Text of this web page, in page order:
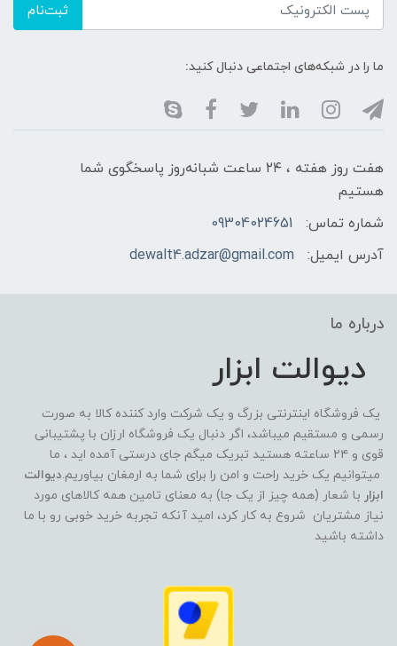
ثبت‌نام
ما را در شبکه‌های اجتماعی دنبال کنید:
هفت روز هفته ، ۲۴ ساعت شبانه‌روز پاسخگوی شما
هستیم
شماره تماس:
09304024651
آدرس ایمیل:
dewalt4.adzar@gmail.com
درباره ما
دیوالت ابزار
یک فروشگاه اینترنتی بزرگ و یک شرکت وارد کننده کالا به صورت
رسمی و مستقیم میباشد، اگر دنبال یک فروشگاه ارزان با پشتیبانی
قوی و ۲۴ ساعته هستید تبریک میگم جای درستی آمده اید ، ما
میتوانیم یک خرید راحت و امن را برای شما به ارمغان بیاوریم.دیوالت
ابزار با شعار (همه چیز از یک جا) به معنای تامین همه کالاهای مورد
نیاز مشتریان شروع به کار کرد، امید آنکه تجربه خرید خوبی رو با ما
داشته باشید